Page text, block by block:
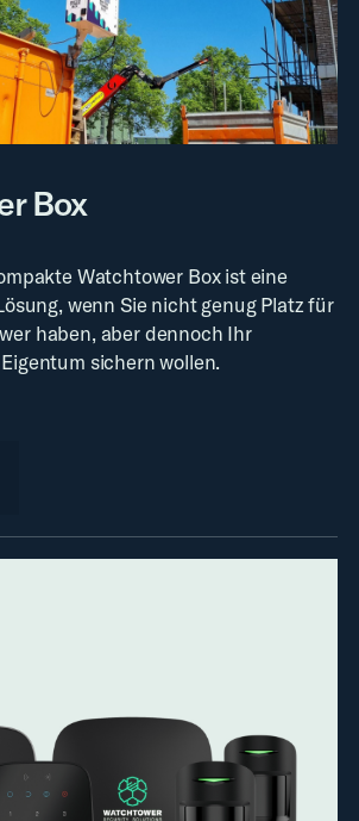
Box
Watchtower Box ist eine
wenn Sie nicht genug Platz für
haben, aber dennoch Ihr
sichern wollen.